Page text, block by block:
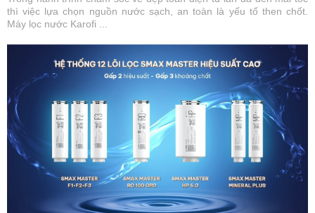
thì việc lựa chọn nguồn nước sạch, an toàn là yếu tố then chốt.
Máy lọc nước Karofi ...